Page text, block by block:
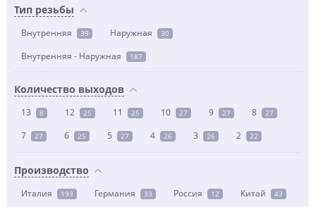
Тип резьбы
Внутренняя 39 Наружная 30
Внутренняя - Наружная 187
Количество выходов
13 8 12 25 11 25 10 27 9 27 8 27
7 27 6 25 5 27 4 26 3 26 2 22
Производство
Италия 193 Германия 33 Россия 12 Китай 43